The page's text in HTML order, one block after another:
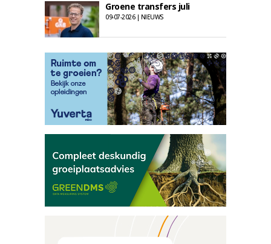
Groene transfers juli
09-07-2026 | NIEUWS